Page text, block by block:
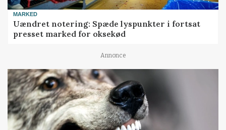
MARKED
Uændret notering: Spæde lyspunkter i fortsat
presset marked for oksekød
Annonce